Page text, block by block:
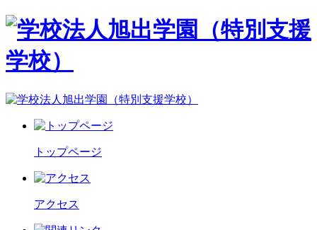
トップページ
アクセス